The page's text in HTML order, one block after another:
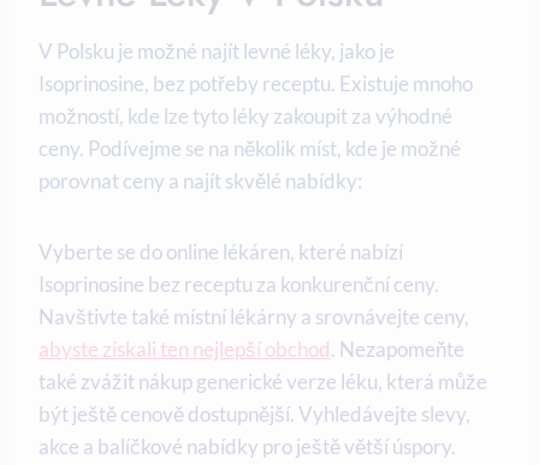
V Polsku je možné najít levné léky, jako je
Isoprinosine, bez potřeby receptu. Existuje mnoho
možností, kde lze tyto léky zakoupit za výhodné
ceny. Podívejme se na několik míst, kde je možné
porovnat ceny a najít skvělé nabídky:
Vyberte se do online lékáren, které nabízí
Isoprinosine bez receptu za konkurenční ceny.
Navštivte také místní lékárny a srovnávejte ceny,
abyste získali ten nejlepší obchod. Nezapomeňte
také zvážit nákup generické verze léku, která může
být ještě cenově dostupnější. Vyhledávejte slevy,
akce a balíčkové nabídky pro ještě větší úspory.